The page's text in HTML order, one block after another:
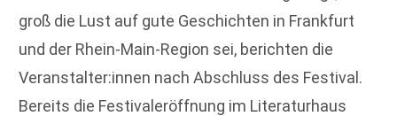
groß die Lust auf gute Geschichten in Frankfurt
und der Rhein-Main-Region sei, berichten die
Veranstalter:innen nach Abschluss des Festival.
Bereits die Festivaleröffnung im Literaturhaus